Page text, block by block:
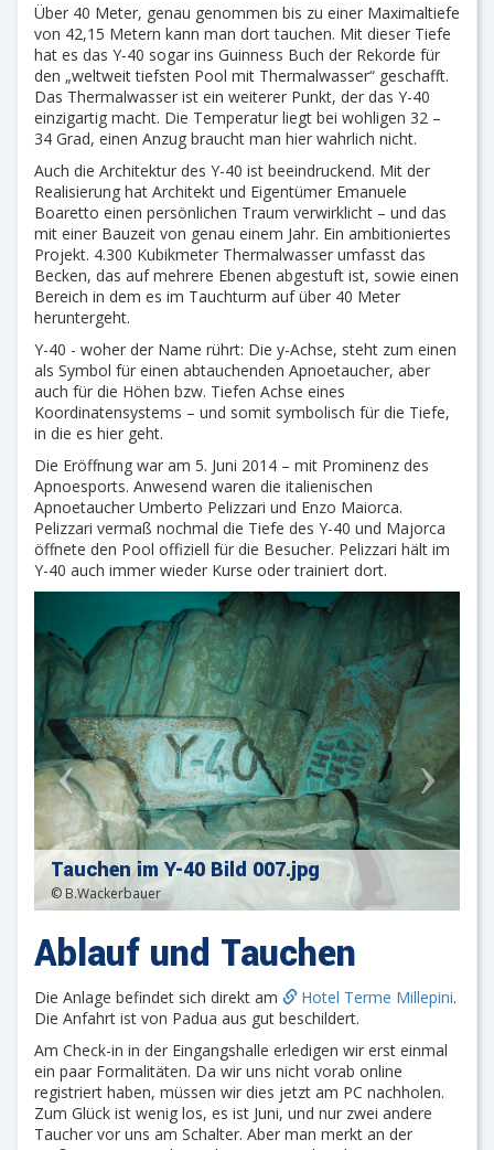
Über 40 Meter, genau genommen bis zu einer Maximaltiefe
von 42,15 Metern kann man dort tauchen. Mit dieser Tiefe
hat es das Y-40 sogar ins Guinness Buch der Rekorde für
den „weltweit tiefsten Pool mit Thermalwasser“ geschafft.
Das Thermalwasser ist ein weiterer Punkt, der das Y-40
einzigartig macht. Die Temperatur liegt bei wohligen 32 –
34 Grad, einen Anzug braucht man hier wahrlich nicht.
Auch die Architektur des Y-40 ist beeindruckend. Mit der
Realisierung hat Architekt und Eigentümer Emanuele
Boaretto einen persönlichen Traum verwirklicht – und das
mit einer Bauzeit von genau einem Jahr. Ein ambitioniertes
Projekt. 4.300 Kubikmeter Thermalwasser umfasst das
Becken, das auf mehrere Ebenen abgestuft ist, sowie einen
Bereich in dem es im Tauchturm auf über 40 Meter
heruntergeht.
Y-40 - woher der Name rührt: Die y-Achse, steht zum einen
als Symbol für einen abtauchenden Apnoetaucher, aber
auch für die Höhen bzw. Tiefen Achse eines
Koordinatensystems – und somit symbolisch für die Tiefe,
in die es hier geht.
Die Eröffnung war am 5. Juni 2014 – mit Prominenz des
Apnoesports. Anwesend waren die italienischen
Apnoetaucher Umberto Pelizzari und Enzo Maiorca.
Pelizzari vermaß nochmal die Tiefe des Y-40 und Majorca
öffnete den Pool offiziell für die Besucher. Pelizzari hält im
Y-40 auch immer wieder Kurse oder trainiert dort.
Tauchen im Y-40 Bild 007.jpg
© B.Wackerbauer
Ablauf und Tauchen
Die Anlage befindet sich direkt am Hotel Terme Millepini.
Die Anfahrt ist von Padua aus gut beschildert.
Am Check-in in der Eingangshalle erledigen wir erst einmal
ein paar Formalitäten. Da wir uns nicht vorab online
registriert haben, müssen wir dies jetzt am PC nachholen.
Zum Glück ist wenig los, es ist Juni, und nur zwei andere
Taucher vor uns am Schalter. Aber man merkt an der